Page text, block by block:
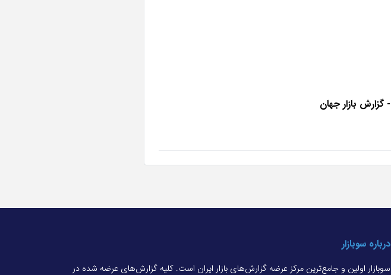
درباره سوبازار
سوبازار اولین و جامع‌ترین مرکز عرضه گزارش‌های بازار ایران است. کلیه گزارش‌های عرضه شده در